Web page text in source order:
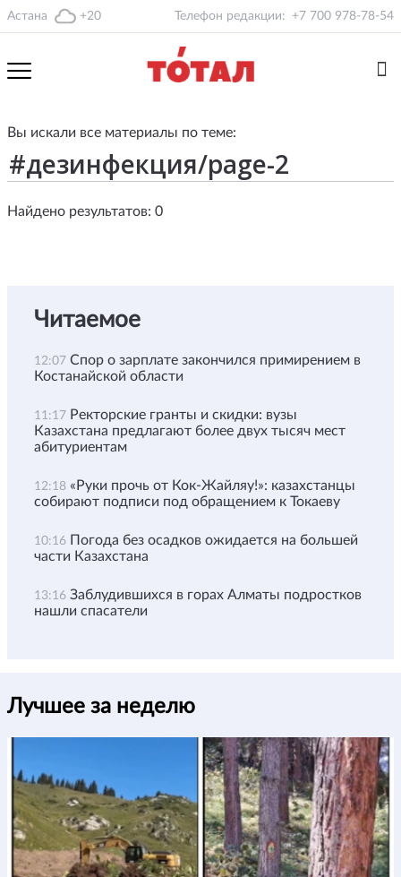
Астана +20 Телефон редакции: +7 700 978-78-54
Вы искали все материалы по теме:
Найдено результатов: 0
Читаемое
12:07 Спор о зарплате закончился примирением в
Костанайской области
11:17 Ректорские гранты и скидки: вузы
Казахстана предлагают более двух тысяч мест
абитуриентам
12:18 «Руки прочь от Кок-Жайляу!»: казахстанцы
собирают подписи под обращением к Токаеву
10:16 Погода без осадков ожидается на большей
части Казахстана
13:16 Заблудившихся в горах Алматы подростков
нашли спасатели
Лучшее за неделю